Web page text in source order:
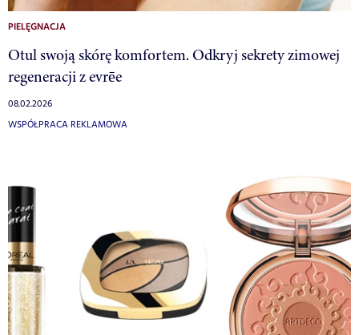
PIELĘGNACJA
Otul swoją skórę komfortem. Odkryj sekrety zimowej
regeneracji z evrēe
08.02.2026
WSPÓŁPRACA REKLAMOWA